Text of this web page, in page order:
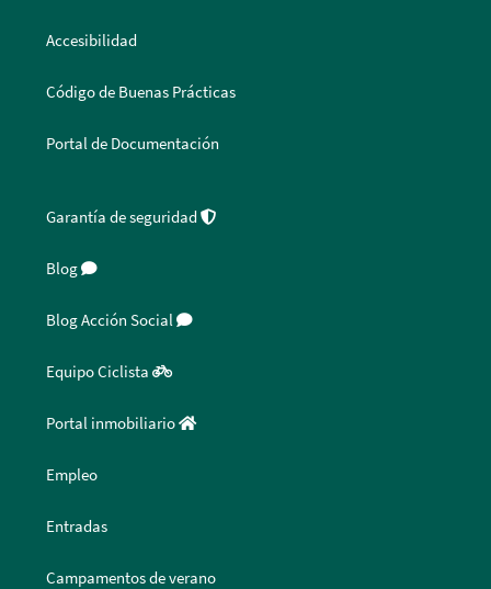
Accesibilidad
Código de Buenas Prácticas
Portal de Documentación
Garantía de seguridad
Blog
Blog Acción Social
Equipo Ciclista
Portal inmobiliario
Empleo
Entradas
Campamentos de verano